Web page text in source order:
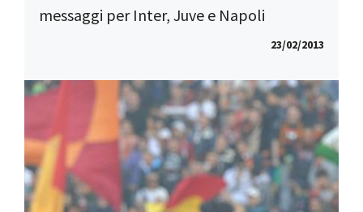
messaggi per Inter, Juve e Napoli
23/02/2013